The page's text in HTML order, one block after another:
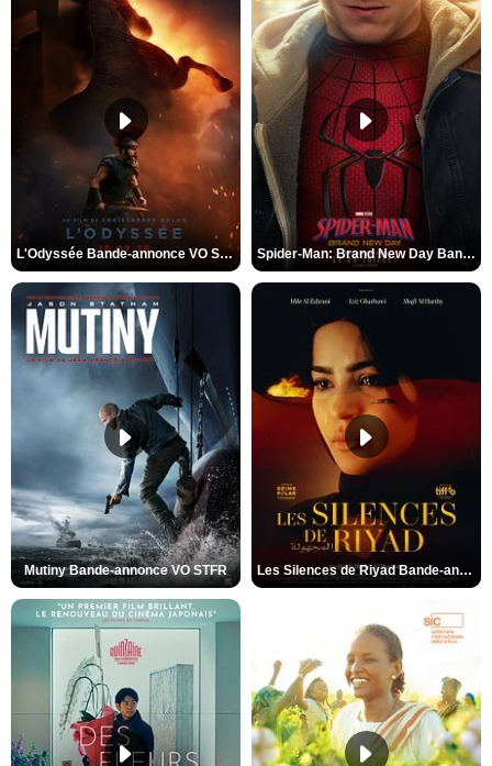
L'Odyssée Bande-annonce VO STFR Spider-Man: Brand New Day Bande-annonce VO STFR
Mutiny Bande-annonce VO STFR Les Silences de Riyad Bande-annonce VO STFR